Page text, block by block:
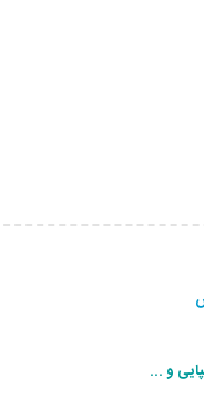
و ...